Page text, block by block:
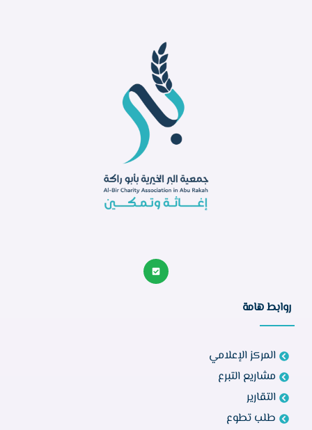
روابط هامة
المركز الإعلامي
مشاريع التبرع
التقارير
طلب تطوع